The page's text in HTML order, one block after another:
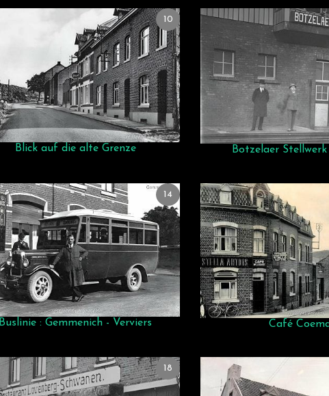
Blick auf die alte Grenze
10
Botzelaer
Buslinie : Gemmenich - Verviers
14
Café
18